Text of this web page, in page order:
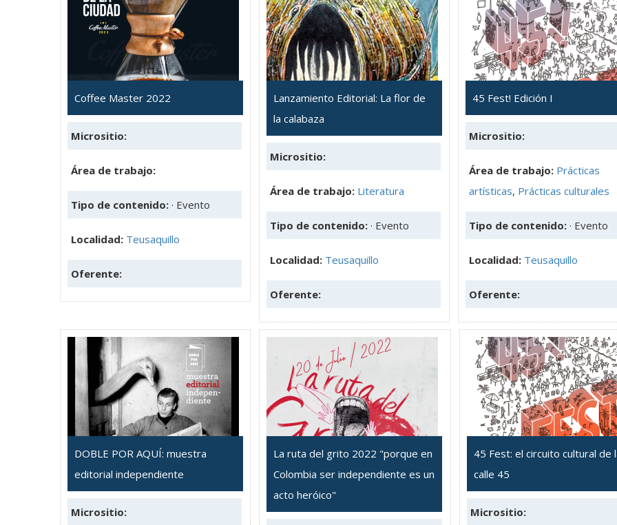
Coffee Master 2022
Micrositio:
Área de trabajo:
Tipo de contenido: · Evento
Localidad: Teusaquillo
Oferente:
Lanzamiento Editorial: La flor de
la calabaza
Micrositio:
Área de trabajo: Literatura
Tipo de contenido: · Evento
Localidad: Teusaquillo
Oferente:
45 Fest! Edición I
Micrositio:
Área de trabajo: Prácticas
artísticas, Prácticas culturales
Tipo de contenido: · Evento
Localidad: Teusaquillo
Oferente:
DOBLE POR AQUÍ: muestra
editorial independiente
Micrositio:
La ruta del grito 2022 "porque en
Colombia ser independiente es un
acto heróico"
45 Fest: el circuito cultural de
calle 45
Micrositio: